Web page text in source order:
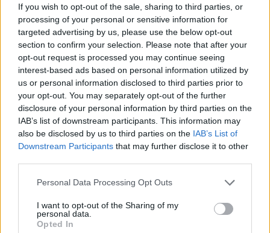
If you wish to opt-out of the sale, sharing to third parties, or
processing of your personal or sensitive information for
targeted advertising by us, please use the below opt-out
section to confirm your selection. Please note that after your
opt-out request is processed you may continue seeing
interest-based ads based on personal information utilized by
us or personal information disclosed to third parties prior to
your opt-out. You may separately opt-out of the further
disclosure of your personal information by third parties on the
IAB’s list of downstream participants. This information may
also be disclosed by us to third parties on the IAB’s List of
Downstream Participants that may further disclose it to other
Personal Data Processing Opt Outs
I want to opt-out of the Sharing of my
personal data.
Opted In
filiales de la UD Las Coloradas, desde la categoría
prebenjamín hasta juvenil, ya se benefician de esta
iniciativa, que pretende incentivar el uso del transporte
público entre los menores como mejor alternativa de
movilidad en la ciudad y salvar las dificultades de los
niños y jóvenes a la hora de practicar su deporte
preferido.
La Línea 41 de Guaguas Municipales dispone de 70
conexiones diarias en laborales de ida y vuelta entre el
Intercambiador de Santa Catalina y la parada de la calle
Semana de la Pasión, 13, en el barrio de Las Coloradas;
además de operar con más de 30 expediciones los
último, a las 21.55 horas.